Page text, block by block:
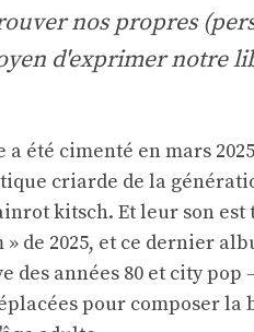
nos propres
d'exprimer notre
été cimenté en mars
criarde de la
kitsch. Et leur son
» de 2025, et ce dernier
des années 80 et city
pour composer